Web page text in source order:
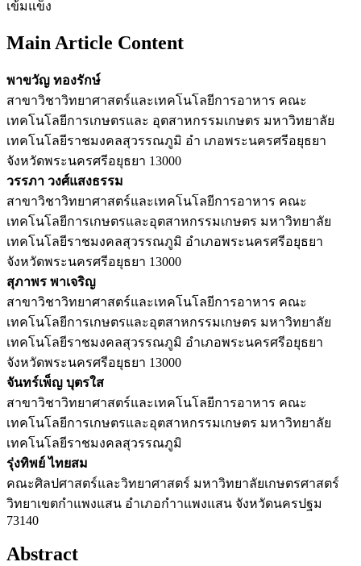
เข้มแข็ง
Main Article Content
พาขวัญ ทองรักษ์
สาขาวิชาวิทยาศาสตร์และเทคโนโลยีการอาหาร คณะ
เทคโนโลยีการเกษตรและ อุตสาหกรรมเกษตร มหาวิทยาลัย
เทคโนโลยีราชมงคลสุวรรณภูมิ อํา เภอพระนครศรีอยุธยา
จังหวัดพระนครศรีอยุธยา 13000
วรรภา วงศ์แสงธรรม
สาขาวิชาวิทยาศาสตร์และเทคโนโลยีการอาหาร คณะ
เทคโนโลยีการเกษตรและอุตสาหกรรมเกษตร มหาวิทยาลัย
เทคโนโลยีราชมงคลสุวรรณภูมิ อําเภอพระนครศรีอยุธยา
จังหวัดพระนครศรีอยุธยา 13000
สุภาพร พาเจริญ
สาขาวิชาวิทยาศาสตร์และเทคโนโลยีการอาหาร คณะ
เทคโนโลยีการเกษตรและอุตสาหกรรมเกษตร มหาวิทยาลัย
เทคโนโลยีราชมงคลสุวรรณภูมิ อําเภอพระนครศรีอยุธยา
จังหวัดพระนครศรีอยุธยา 13000
จันทร์เพ็ญ บุตรใส
สาขาวิชาวิทยาศาสตร์และเทคโนโลยีการอาหาร คณะ
เทคโนโลยีการเกษตรและอุตสาหกรรมเกษตร มหาวิทยาลัย
เทคโนโลยีราชมงคลสุวรรณภูมิ
รุ่งทิพย์ ไทยสม
คณะศิลปศาสตร์และวิทยาศาสตร์ มหาวิทยาลัยเกษตรศาสตร์
วิทยาเขตกําแพงแสน อําเภอกําาแพงแสน จังหวัดนครปฐม
73140
Abstract